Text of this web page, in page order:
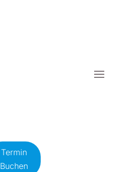
Termin
Buchen